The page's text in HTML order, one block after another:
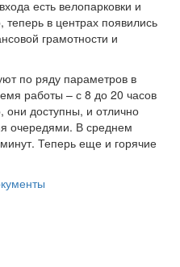
есть велопарковки и
теперь в центрах появились
грамотности и
по ряду параметров в
работы – с 8 до 20 часов
доступны, и отлично
очередями. В среднем
Теперь еще и горячие